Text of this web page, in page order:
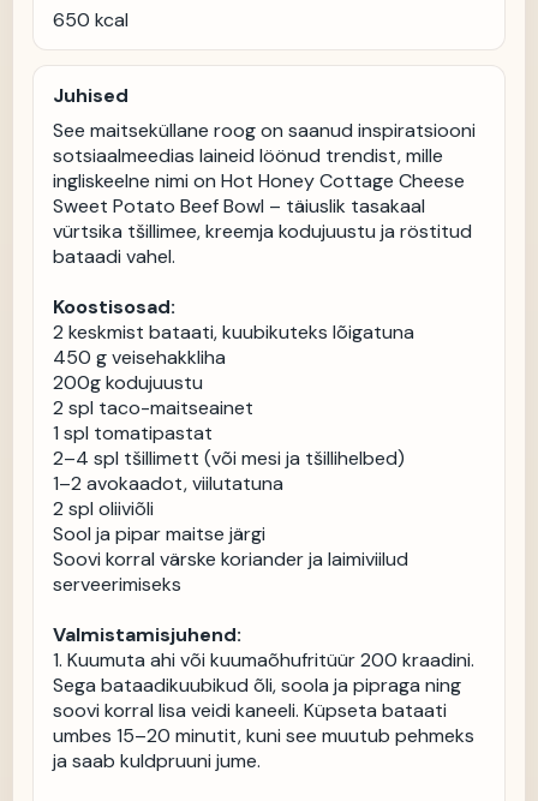
650 kcal
Juhised
See maitseküllane roog on saanud inspiratsiooni
sotsiaalmeedias laineid löönud trendist, mille
ingliskeelne nimi on Hot Honey Cottage Cheese
Sweet Potato Beef Bowl – täiuslik tasakaal
vürtsika tšillimee, kreemja kodujuustu ja röstitud
bataadi vahel.
Koostisosad:
2 keskmist bataati, kuubikuteks lõigatuna
450 g veisehakkliha
200g kodujuustu
2 spl taco-maitseainet
1 spl tomatipastat
2–4 spl tšillimett (või mesi ja tšillihelbed)
1–2 avokaadot, viilutatuna
2 spl oliiviõli
Sool ja pipar maitse järgi
Soovi korral värske koriander ja laimiviilud
serveerimiseks
Valmistamisjuhend:
1. Kuumuta ahi või kuumaõhufritüür 200 kraadini.
Sega bataadikuubikud õli, soola ja pipraga ning
soovi korral lisa veidi kaneeli. Küpseta bataati
umbes 15–20 minutit, kuni see muutub pehmeks
ja saab kuldpruuni jume.